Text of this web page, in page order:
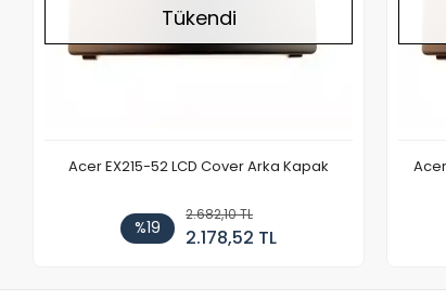
Tükendi
Acer EX215-52 LCD Cover Arka Kapak
%19
2.682,10 TL
2.178,52 TL